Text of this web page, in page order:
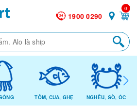
1900 0290
0
TÔM, CUA, GHẸ NGHÊU, SÒ, ỐC